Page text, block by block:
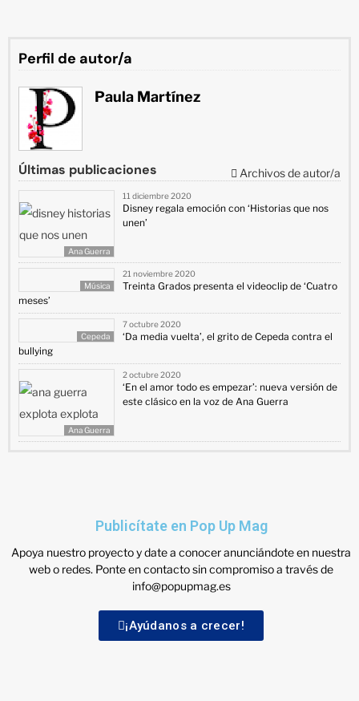
Perfil de autor/a
Paula Martínez
Últimas publicaciones Archivos de autor/a
Ana Guerra
11 diciembre 2020
Disney regala emoción con ‘Historias que nos
unen’
Música
21 noviembre 2020
Treinta Grados presenta el videoclip de ‘Cuatro
meses’
Cepeda
7 octubre 2020
‘Da media vuelta’, el grito de Cepeda contra el
bullying
Ana Guerra
2 octubre 2020
‘En el amor todo es empezar’: nueva versión de
este clásico en la voz de Ana Guerra
Publicítate en Pop Up Mag
Apoya nuestro proyecto y date a conocer anunciándote en nuestra
web o redes. Ponte en contacto sin compromiso a través de
info@popupmag.es
¡Ayúdanos a crecer!